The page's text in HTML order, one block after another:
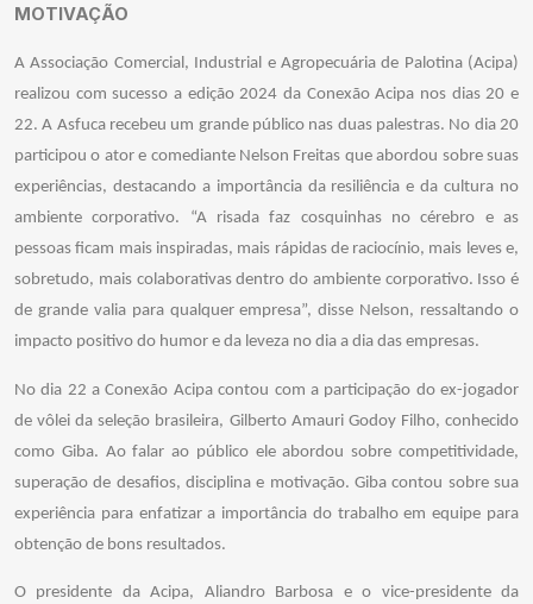
MOTIVAÇÃO
A Associação Comercial, Industrial e Agropecuária de Palotina (Acipa)
realizou com sucesso a edição 2024 da Conexão Acipa nos dias 20 e
22. A Asfuca recebeu um grande público nas duas palestras. No dia 20
participou o ator e comediante Nelson Freitas que abordou sobre suas
experiências, destacando a importância da resiliência e da cultura no
ambiente corporativo. “A risada faz cosquinhas no cérebro e as
pessoas ficam mais inspiradas, mais rápidas de raciocínio, mais leves e,
sobretudo, mais colaborativas dentro do ambiente corporativo. Isso é
de grande valia para qualquer empresa”, disse Nelson, ressaltando o
impacto positivo do humor e da leveza no dia a dia das empresas.
No dia 22 a Conexão Acipa contou com a participação do ex-jogador
de vôlei da seleção brasileira, Gilberto Amauri Godoy Filho, conhecido
como Giba. Ao falar ao público ele abordou sobre competitividade,
superação de desafios, disciplina e motivação. Giba contou sobre sua
experiência para enfatizar a importância do trabalho em equipe para
obtenção de bons resultados.
O presidente da Acipa, Aliandro Barbosa e o vice-presidente da